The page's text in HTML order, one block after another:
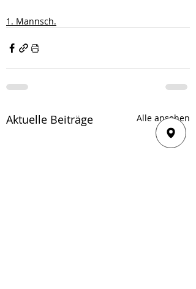
1. Mannsch.
Aktuelle Beiträge Alle ansehen